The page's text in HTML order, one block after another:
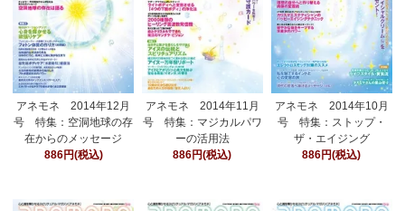
アネモネ 2014年12月
号 特集：空洞地球の存
在からのメッセージ
886円(税込)
アネモネ 2014年11月
号 特集：マジカルパワ
ーの活用法
886円(税込)
アネモネ 2014年10月
号 特集：ストップ・
ザ・エイジング
886円(税込)